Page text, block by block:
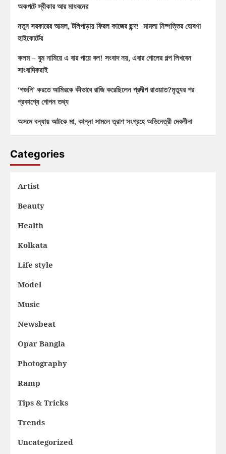
অকপটে স্বীকার আর মাধবনের
নতুন সরকারের আমল, টলিপাড়ায় ফিরল কাজের ছন্দ! মামলা নিষ্পত্তির ঘোষণা
হাইকোর্টের
কলম – বুম নামিয়ে এ বার পায়ে বল! সংবাদ নয়, এবার গোলের গল্প লিখবেন
সাংবাদিকরাই
‘গজনি’ করতে আমিরকে কীভাবে রাজি করেছিলেন প্রদীপ রাওয়াত?মৃত্যুর পর
প্রকাশ্যে গোপন তথ্য
অসমে বন্যায় আটকে মা, কান্না সামলে ত্রাণ সংগ্রহে অভিনেত্রী দেবলীনা
Categories
Artist
Beauty
Health
Kolkata
Life style
Model
Music
Newsbeat
Opar Bangla
Photography
Ramp
Tips & Tricks
Trends
Uncategorized